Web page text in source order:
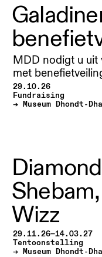
MDD nodigt u uit
met
29.10.26
Fundraising
Museum Dhondt-
Wizz
29.11.26—14.03.27
Tentoonstelling
Museum Dhondt-